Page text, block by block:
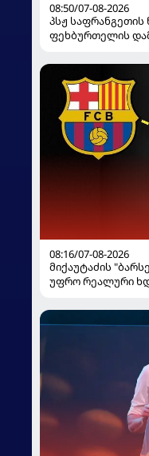
08:50/07-08-2026
პსჟ საფრანგეთის
ფეხბურთელის
08:16/07-08-2026
მიქაუტაძის
უფრო რეალური